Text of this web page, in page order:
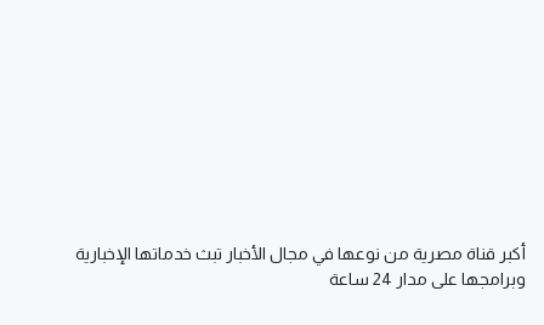
أكبر قناة مصرية من نوعها في مجال الأخبار تبث خدماتها الإخبارية
وبرامجها على مدار 24 ساعة